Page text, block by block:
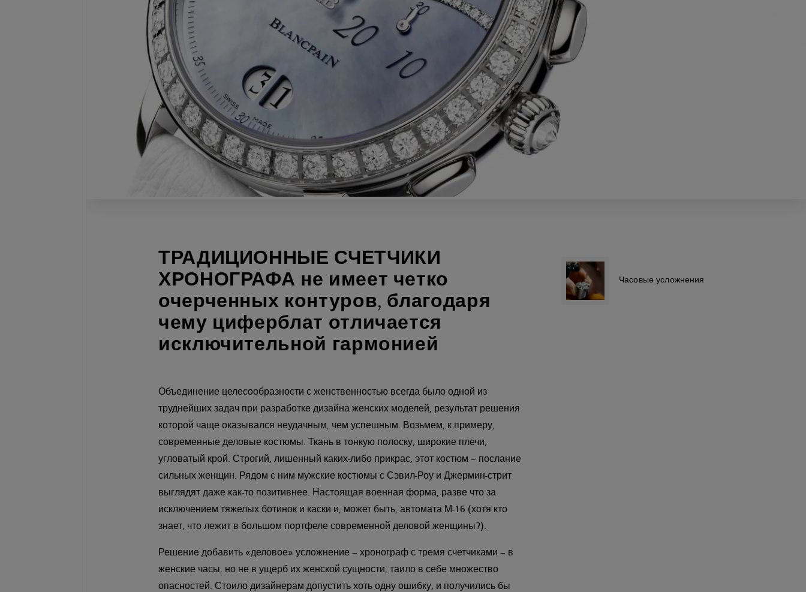
ТРАДИЦИОННЫЕ СЧЕТЧИКИ
ХРОНОГРАФА не имеет четко
очерченных контуров, благодаря
чему циферблат отличается
исключительной гармонией
Объединение целесообразности с женственностью всегда было одной из
труднейших задач при разработке дизайна женских моделей, результат решения
которой чаще оказывался неудачным, чем успешным. Возьмем, к примеру,
современные деловые костюмы. Ткань в тонкую полоску, широкие плечи,
угловатый крой. Строгий, лишенный каких-либо прикрас, этот костюм – послание
сильных женщин. Рядом с ним мужские костюмы с Сэвил-Роу и Джермин-стрит
выглядят даже как-то позитивнее. Настоящая военная форма, разве что за
исключением тяжелых ботинок и каски и, может быть, автомата М-16 (хотя кто
знает, что лежит в большом портфеле современной деловой женщины?).
Решение добавить «деловое» усложнение – хронограф с тремя счетчиками – в
женские часы, но не в ущерб их женской сущности, таило в себе множество
опасностей. Стоило дизайнерам допустить хоть одну ошибку, и получились бы
Часовые усложнения